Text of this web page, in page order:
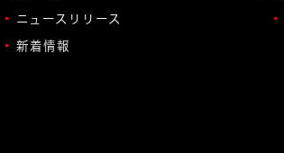
ニュースリリース
新着情報